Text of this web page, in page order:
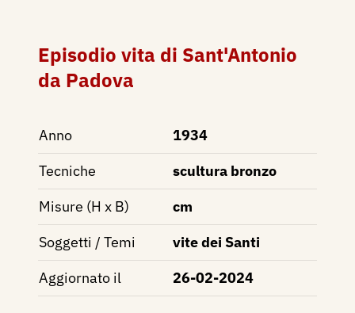
Episodio vita di Sant'Antonio
da Padova
Anno
1934
Tecniche
scultura bronzo
Misure (H x B)
cm
Soggetti / Temi
vite dei Santi
Aggiornato il
26-02-2024